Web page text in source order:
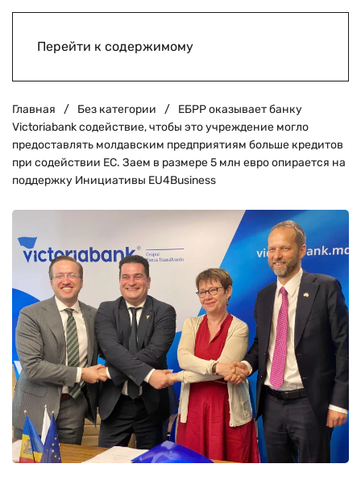
Перейти к содержимому
Главная Без категории
ЕБРР оказывает банку
Victoriabank содействие, чтобы это учреждение могло
предоставлять молдавским предприятиям больше кредитов
при содействии ЕС. Заем в размере 5 млн евро опирается на
поддержку Инициативы EU4Business